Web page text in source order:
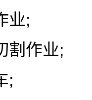
业;
割作业;
;